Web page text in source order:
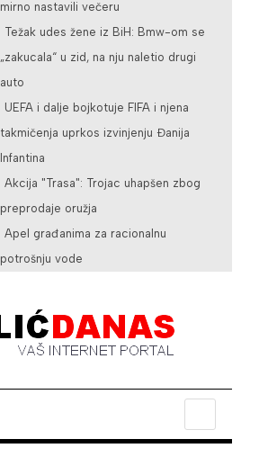
mirno nastavili večeru
Težak udes žene iz BiH: Bmw-om se
„zakucala“ u zid, na nju naletio drugi
auto
UEFA i dalje bojkotuje FIFA i njena
takmičenja uprkos izvinjenju Đanija
Infantina
Akcija "Trasa": Trojac uhapšen zbog
preprodaje oružja
Apel građanima za racionalnu
potrošnju vode